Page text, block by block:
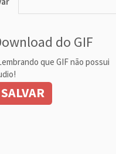
do GIF
que GIF não possui
SALVAR